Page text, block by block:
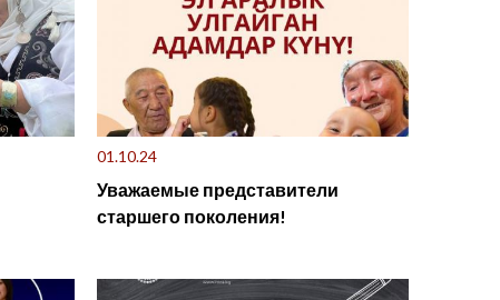
01.10.24
Уважаемые представители
старшего поколения!